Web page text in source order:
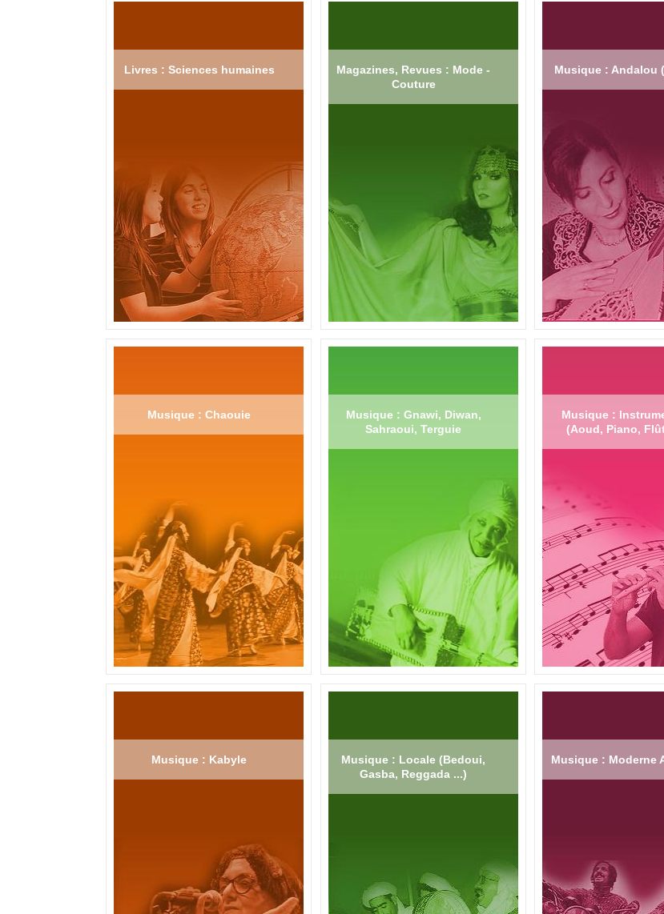
Livres : Sciences humaines
Magazines, Revues : Mode -
Couture
Musique : Andalou
Musique : Chaouie
Musique : Gnawi, Diwan,
Sahraoui, Terguie
Musique :
(Aoud, Piano,
Musique : Kabyle
Musique : Locale (Bedoui,
Gasba, Reggada ...)
Musique : Moderne